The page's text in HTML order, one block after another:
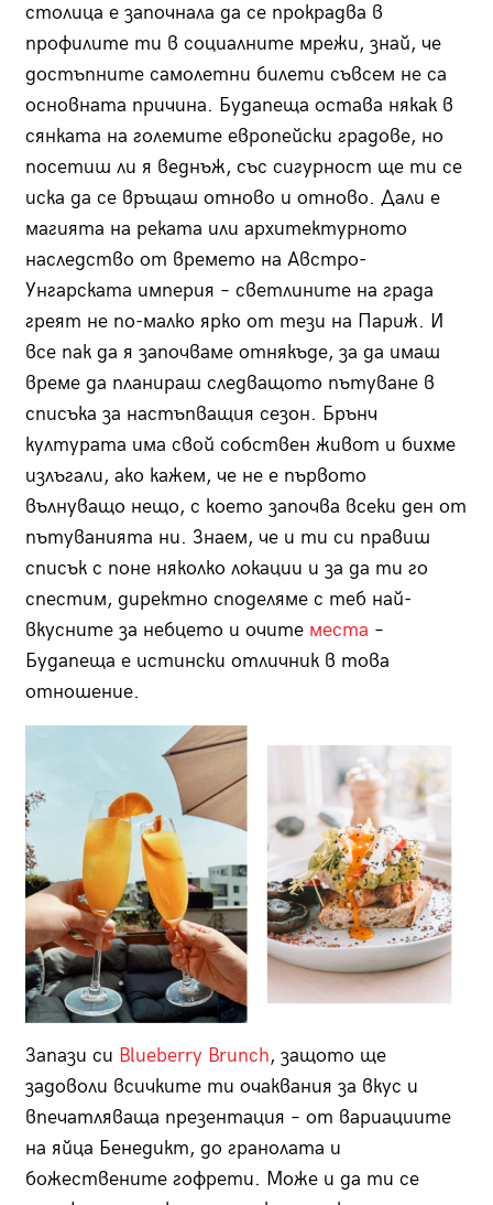
столица е започнала да се прокрадва в
профилите ти в социалните мрежи, знай, че
достъпните самолетни билети съвсем не са
основната причина. Будапеща остава някак в
сянката на големите европейски градове, но
посетиш ли я веднъж, със сигурност ще ти се
иска да се връщаш отново и отново. Дали е
магията на реката или архитектурното
наследство от времето на Австро-
Унгарската империя – светлините на града
греят не по-малко ярко от тези на Париж. И
все пак да я започваме отнякъде, за да имаш
време да планираш следващото пътуване в
списъка за настъпващия сезон. Брънч
културата има свой собствен живот и бихме
излъгали, ако кажем, че не е първото
вълнуващо нещо, с което започва всеки ден от
пътуванията ни. Знаем, че и ти си правиш
списък с поне няколко локации и за да ти го
спестим, директно споделяме с теб най-
вкусните за небцето и очите места –
Будапеща е истински отличник в това
отношение.
Запази си Blueberry Brunch, защото ще
задоволи всичките ти очаквания за вкус и
впечатляваща презентация – от вариациите
на яйца Бенедикт, до гранолата и
божествените гофрети. Може и да ти се